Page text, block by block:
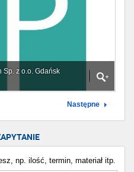
Sp. z o.o. Gdańsk
Następne
np. ilość, termin, materiał itp.